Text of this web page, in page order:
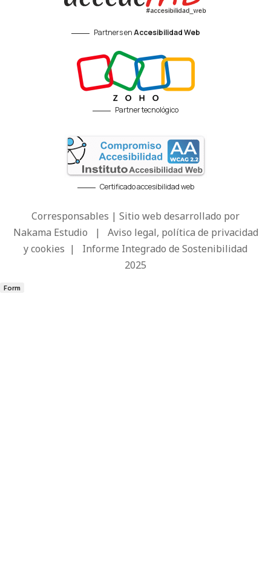
Partners enAccesibilidad Web
Partner tecnológico
Certificado accesibilidad web
Corresponsables | Sitio web desarrollado por
Nakama Estudio | Aviso legal, política de privacidad
y cookies | Informe Integrado de Sostenibilidad
2025
Form